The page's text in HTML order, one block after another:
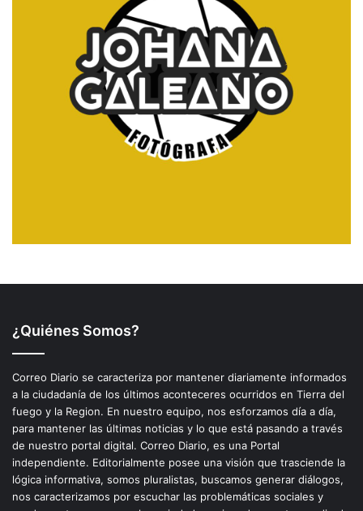
¿Quiénes Somos?
Correo Diario se caracteriza por mantener diariamente informados
a la ciudadanía de los últimos aconteceres ocurridos en Tierra del
fuego y la Region. En nuestro equipo, nos esforzamos día a día,
para mantener las últimas noticias y lo que está pasando a través
de nuestro portal digital. Correo Diario, es una Portal
independiente. Editorialmente posee una visión que trasciende la
lógica informativa, somos pluralistas, buscamos generar diálogos,
nos caracterizamos por escuchar las problemáticas sociales y